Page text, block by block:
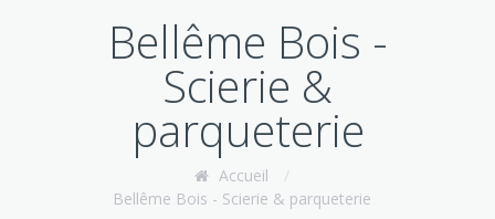
Bellême Bois -
Scierie &
parqueterie
Accueil
/
Bellême Bois - Scierie & parqueterie